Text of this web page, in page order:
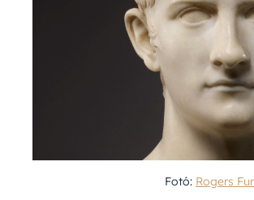
Fotó: Rogers